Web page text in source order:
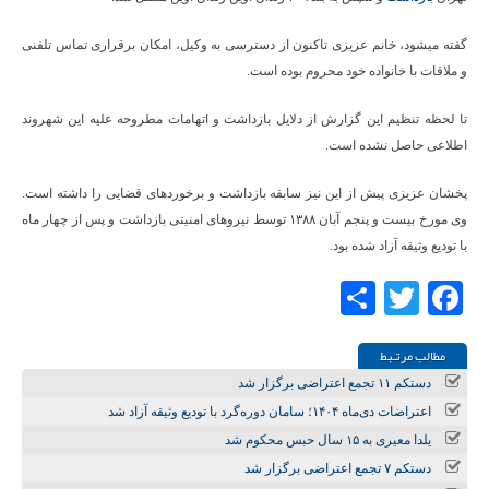
گفته میشود، خانم عزیزی تاکنون از دسترسی به وکیل، امکان برقراری تماس تلفنی
و ملاقات با خانواده خود محروم بوده است.
تا لحظه تنظیم این گزارش از دلایل بازداشت و اتهامات مطروحه علیه این شهروند
اطلاعی حاصل نشده است.
پخشان عزیزی پیش از این نیز سابقه بازداشت و برخوردهای قضایی را داشته است.
وی مورخ بیست و پنجم آبان‌ ۱۳۸۸ توسط نیروهای امنیتی بازداشت و پس از چهار ماه
با تودیع وثیقه آزاد شده بود.
Facebook
Twitter
مطالب مرتـبط
دستکم ۱۱ تجمع اعتراضی برگزار شد
اعتراضات دی‌ماه ۱۴۰۴؛ سامان دوره‌گرد با تودیع وثیقه آزاد شد
یلدا معیری به ۱۵ سال حبس محکوم شد
دستکم ۷ تجمع اعتراضی برگزار شد